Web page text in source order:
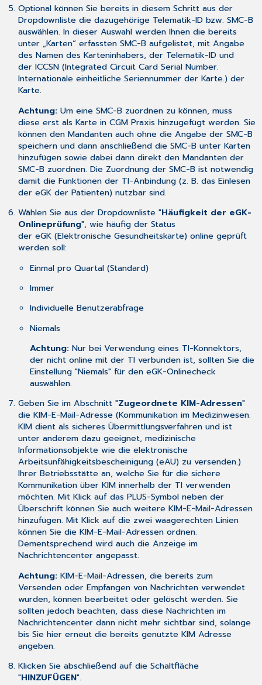
Optional können Sie bereits in diesem Schritt aus der
Dropdownliste die dazugehörige Telematik-ID bzw. SMC-B
auswählen. In dieser Auswahl werden Ihnen die bereits
unter „Karten“ erfassten SMC-B aufgelistet, mit Angabe
des Namen des Karteninhabers, der Telematik-ID und
der ICCSN (Integrated Circuit Card Serial Number.
Internationale einheitliche Seriennummer der Karte.) der
Karte.
Achtung: Um eine SMC-B zuordnen zu können, muss
diese erst als Karte in CGM Praxis hinzugefügt werden. Sie
können den Mandanten auch ohne die Angabe der SMC-B
speichern und dann anschließend die SMC-B unter Karten
hinzufügen sowie dabei dann direkt den Mandanten der
SMC-B zuordnen. Die Zuordnung der SMC-B ist notwendig
damit die Funktionen der TI-Anbindung (z. B. das Einlesen
der eGK der Patienten) nutzbar sind.
Wählen Sie aus der Dropdownliste "Häufigkeit der eGK-
Onlineprüfung", wie häufig der Status
der eGK (Elektronische Gesundheitskarte) online geprüft
werden soll:
Einmal pro Quartal (Standard)
Immer
Individuelle Benutzerabfrage
Niemals
Achtung: Nur bei Verwendung eines TI-Konnektors,
der nicht online mit der TI verbunden ist, sollten Sie die
Einstellung "Niemals" für den eGK-Onlinecheck
auswählen.
Geben Sie im Abschnitt "Zugeordnete KIM-Adressen"
die KIM-E-Mail-Adresse (Kommunikation im Medizinwesen.
KIM dient als sicheres Übermittlungsverfahren und ist
unter anderem dazu geeignet, medizinische
Informationsobjekte wie die elektronische
Arbeitsunfähigkeitsbescheinigung (eAU) zu versenden.)
Ihrer Betriebsstätte an, welche Sie für die sichere
Kommunikation über KIM innerhalb der TI verwenden
möchten. Mit Klick auf das PLUS-Symbol neben der
Überschrift können Sie auch weitere KIM-E-Mail-Adressen
hinzufügen. Mit Klick auf die zwei waagerechten Linien
können Sie die KIM-E-Mail-Adressen ordnen.
Dementsprechend wird auch die Anzeige im
Nachrichtencenter angepasst.
Achtung: KIM-E-Mail-Adressen, die bereits zum
Versenden oder Empfangen von Nachrichten verwendet
wurden, können bearbeitet oder gelöscht werden. Sie
sollten jedoch beachten, dass diese Nachrichten im
Nachrichtencenter dann nicht mehr sichtbar sind, solange
bis Sie hier erneut die bereits genutzte KIM Adresse
angeben.
Klicken Sie abschließend auf die Schaltfläche
"HINZUFÜGEN".